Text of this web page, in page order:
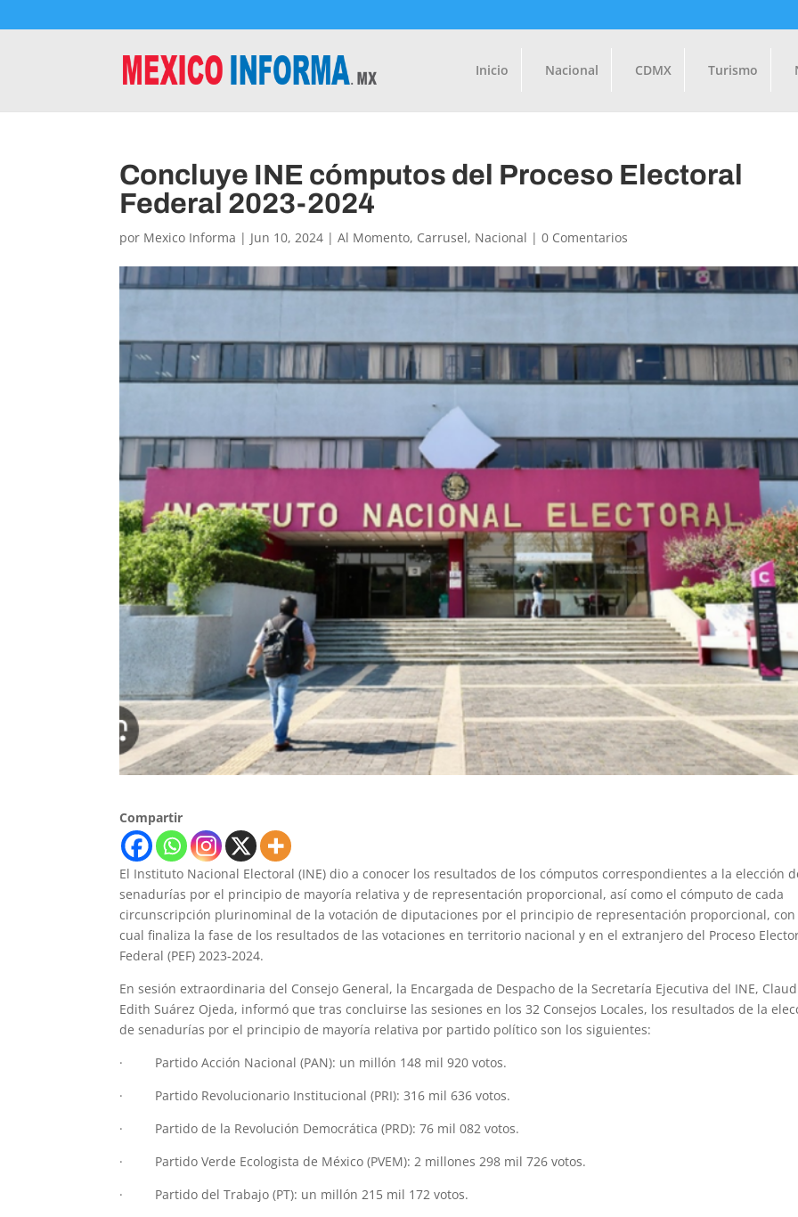
Inicio Nacional CDMX Turismo
Concluye INE cómputos del Proceso Electoral
Federal 2023-2024
por Mexico Informa | Jun 10, 2024 |Al Momento, Carrusel, Nacional |0 Comentarios
Compartir
El Instituto Nacional Electoral (INE) dio a conocer los resultados de los cómputos correspondientes a la elección
senadurías por el principio de mayoría relativa y de representación proporcional, así como el cómputo de cada
circunscripción plurinominal de la votación de diputaciones por el principio de representación proporcional,
cual finaliza la fase de los resultados de las votaciones en territorio nacional y en el extranjero del Proceso
Federal (PEF) 2023-2024.
En sesión extraordinaria del Consejo General, la Encargada de Despacho de la Secretaría Ejecutiva del INE,
Edith Suárez Ojeda, informó que tras concluirse las sesiones en los 32 Consejos Locales, los resultados de la
de senadurías por el principio de mayoría relativa por partido político son los siguientes:
· Partido Acción Nacional (PAN): un millón 148 mil 920 votos.
· Partido Revolucionario Institucional (PRI): 316 mil 636 votos.
· Partido de la Revolución Democrática (PRD): 76 mil 082 votos.
· Partido Verde Ecologista de México (PVEM): 2 millones 298 mil 726 votos.
· Partido del Trabajo (PT): un millón 215 mil 172 votos.